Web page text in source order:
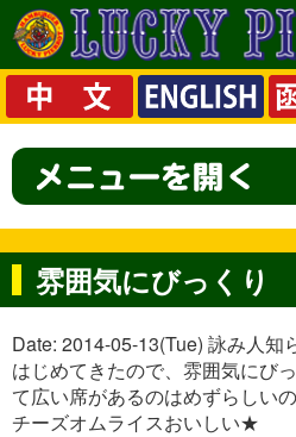
雰囲気にびっくり
Date: 2014-05-13(Tue) 詠み人知
はじめてきたので、雰囲気にび
て広い席があるのはめずらしい
チーズオムライスおいしい★